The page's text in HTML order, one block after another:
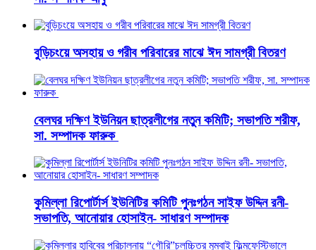
বুড়িচংয়ে অসহায় ও গরীব পরিবারের মাঝে ঈদ সামগ্রী বিতরণ
বেলঘর দক্ষিণ ইউনিয়ন ছাত্রলীগের নতুন কমিটি; সভাপতি শরীফ,
সা. সম্পাদক ফারুক
কুমিল্লা রিপোর্টার্স ইউনিটির কমিটি পুনঃগঠন সাইফ উদ্দিন রনী-
সভাপতি, আনোয়ার হোসাইন- সাধারণ সম্পাদক